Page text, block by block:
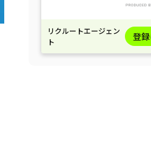
リクルートエージェン
ト
登